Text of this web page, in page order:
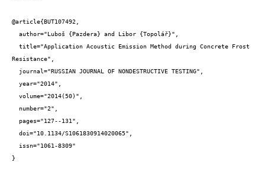
@article{BUT107492,
Resistance",
}